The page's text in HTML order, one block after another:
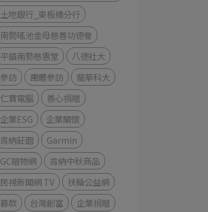
土地銀行_東板橋分行
南勢瑤池金母慈善功德會
平鎮南勢慈惠堂
八德社大
參訪
團體參訪
龍華科大
仁寶電腦
善心捐贈
企業ESG
企業關懷
肯納莊園
Garmin
GC贈物網
肯納中秋商品
民視新聞網 TV
扶輪公益網
募款
台灣創富
企業捐贈